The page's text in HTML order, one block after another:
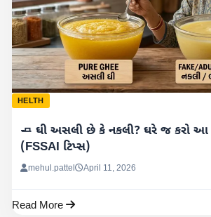
HELTH
🧈 ઘી અસલી છે કે નકલી? ઘરે જ કરો આ
(FSSAI ટિપ્સ)
mehul.pattel April 11, 2026
Read More